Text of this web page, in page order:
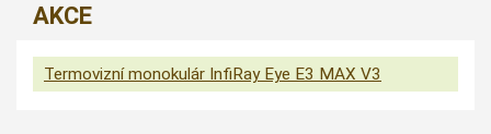
AKCE
Termovizní monokulár InfiRay Eye E3 MAX V3